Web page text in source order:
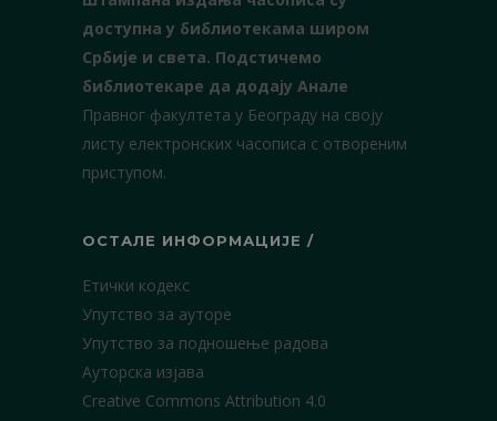
доступна у библиотекама широм
Србије и света. Подстичемо
библиотекаре да додају Анале
Правног факултета у Београду на своју
листу електронских часописа с отвореним
приступом.
ОСТАЛЕ ИНФОРМАЦИЈЕ /
Етички кодекс
Упутство за ауторе
Упутство за подношење радова
Ауторска изјава
Creative Commons Attribution 4.0